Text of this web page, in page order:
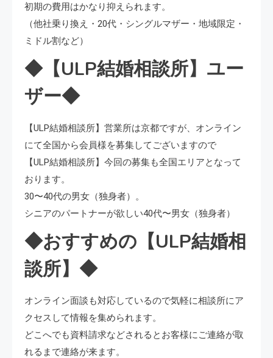
初期の費用はかなり抑えられます。
（他社乗り換え・20代・シングルマザー・地域限定・
ミドル割など）
◆【ULP結婚相談所】ユー
ザー◆
【ULP結婚相談所】営業所は京都ですが、オンライン
にて全国から会員様を募集してございますので
【ULP結婚相談所】今回の募集も全国エリアとなって
おります。
30〜40代の男女（独身者）。
シニアのパートナーが欲しい40代〜男女（独身者）
◆おすすめの【ULP結婚相
談所】◆
オンライン面談も対応しているので気軽に相談所にア
クセスして情報を集められます。
どこへでも資料請求などされるとお客様にご連絡が取
れるまで連絡が来ます。